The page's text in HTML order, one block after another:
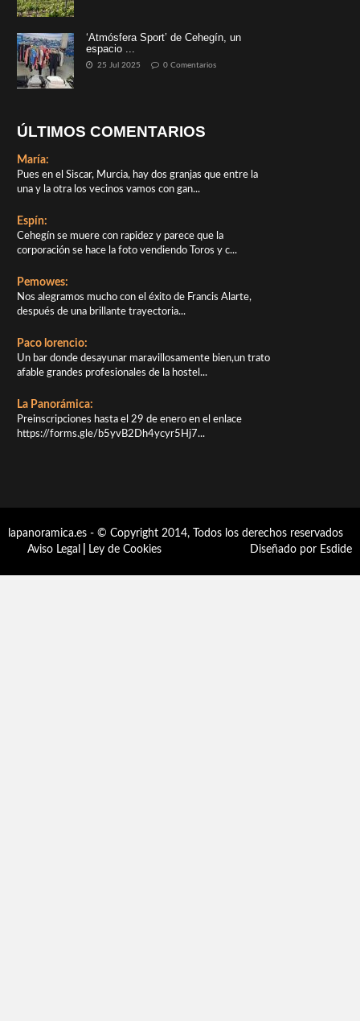
‘Atmósfera Sport’ de Cehegín, un
espacio ...
25 Jul 2025 0 Comentarios
ÚLTIMOS COMENTARIOS
María:
Pues en el Siscar, Murcia, hay dos granjas que entre la
una y la otra los vecinos vamos con gan...
Espín:
Cehegín se muere con rapidez y parece que la
corporación se hace la foto vendiendo Toros y c...
Pemowes:
Nos alegramos mucho con el éxito de Francis Alarte,
después de una brillante trayectoria...
Paco lorencio:
Un bar donde desayunar maravillosamente bien,un trato
afable grandes profesionales de la hostel...
La Panorámica:
Preinscripciones hasta el 29 de enero en el enlace
https://forms.gle/b5yvB2Dh4ycyr5Hj7...
lapanoramica.es - © Copyright 2014, Todos los derechos reservados
Aviso Legal
Ley de Cookies Diseñado por Esdide